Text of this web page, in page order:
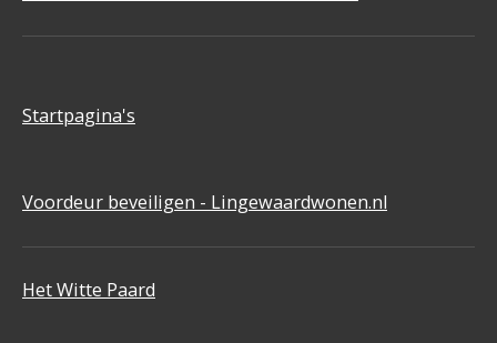
Startpagina's
Voordeur beveiligen - Lingewaardwonen.nl
Het Witte Paard